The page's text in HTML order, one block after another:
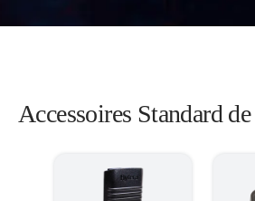
Accessoires Standard